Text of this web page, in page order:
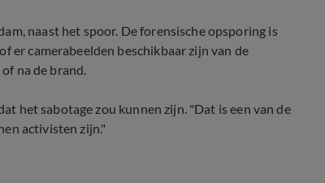
naast het spoor. De forensische opsporing is
er camerabeelden beschikbaar zijn van de
na de brand.
het sabotage zou kunnen zijn. "Dat is een van de
activisten zijn."